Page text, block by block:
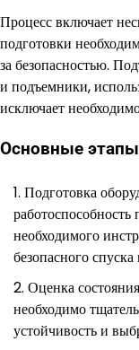
Процесс включает
подготовки
за безопасностью.
и подъемники,
исключает
Основные этапы
Подготовка
необходимого
безопасного спуска
Оценка
необходимо
устойчивость и